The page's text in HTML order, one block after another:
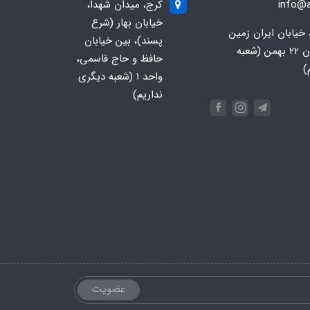
خیابان ایران زمین
جنوبی، خیابان 22 بهمن (شعبه
کرج، میدان شهدا،
خیابان بهار (شرع
پسند)، بین خیابان
حافظ و حاج قاسمی،
واحد ۱ (شعبه دیگری
نداریم)
عضویت